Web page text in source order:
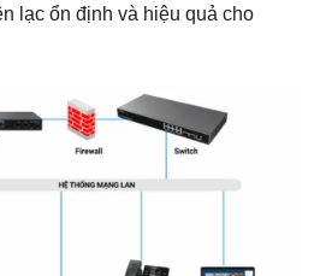
lạc ổn định và hiệu quả cho